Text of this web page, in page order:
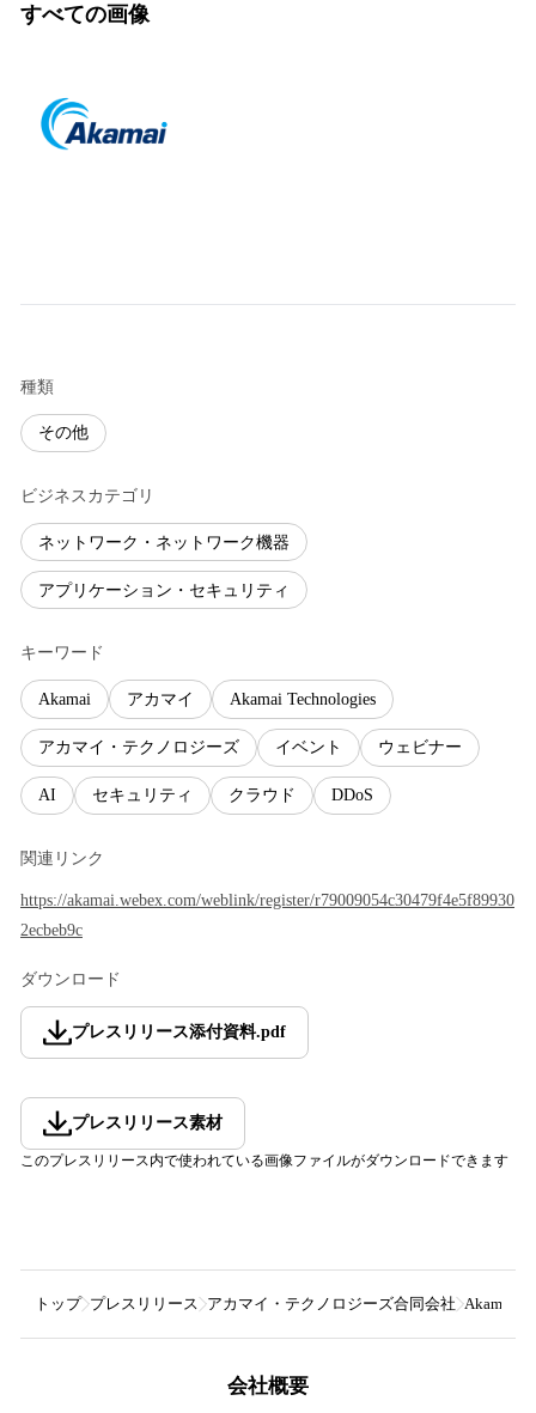
すべての画像
種類
その他
ビジネスカテゴリ
ネットワーク・ネットワーク機器
アプリケーション・セキュリティ
キーワード
Akamai アカマイ Akamai Technologies
アカマイ・テクノロジーズ イベント ウェビナー
AI セキュリティ クラウド DDoS
関連リンク
https://akamai.webex.com/weblink/register/r79009054c30479f4e5f89930
2ecbeb9c
ダウンロード
プレスリリース添付資料.pdf
プレスリリース素材
このプレスリリース内で使われている画像ファイルがダウンロードできます
トップ プレスリリース アカマイ・テクノロジーズ合同会社 Akamai
会社概要